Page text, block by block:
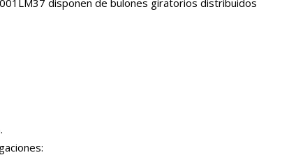
disponen de bulones giratorios distribuidos